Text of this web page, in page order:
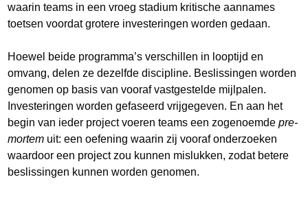
waarin teams in een vroeg stadium kritische aannames
toetsen voordat grotere investeringen worden gedaan.
Hoewel beide programma’s verschillen in looptijd en
omvang, delen ze dezelfde discipline. Beslissingen worden
genomen op basis van vooraf vastgestelde mijlpalen.
Investeringen worden gefaseerd vrijgegeven. En aan het
begin van ieder project voeren teams een zogenoemdepre-
mortem uit: een oefening waarin zij vooraf onderzoeken
waardoor een project zou kunnen mislukken, zodat betere
beslissingen kunnen worden genomen.